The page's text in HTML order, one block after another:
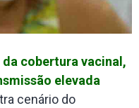
cobertura vacinal,
elevada
cenário do